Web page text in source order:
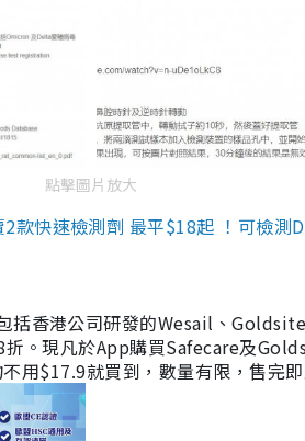
點擊圖片放大
款快速檢測劑 最平$18起 ！可檢
括香港公司研發的Wesail、
。現凡於App購買Safecare及
用$17.9就買到，數量有限，售完即